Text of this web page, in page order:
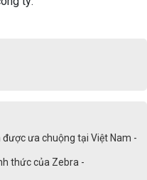
ưa chuộng tại Việt Nam -
thức của Zebra -